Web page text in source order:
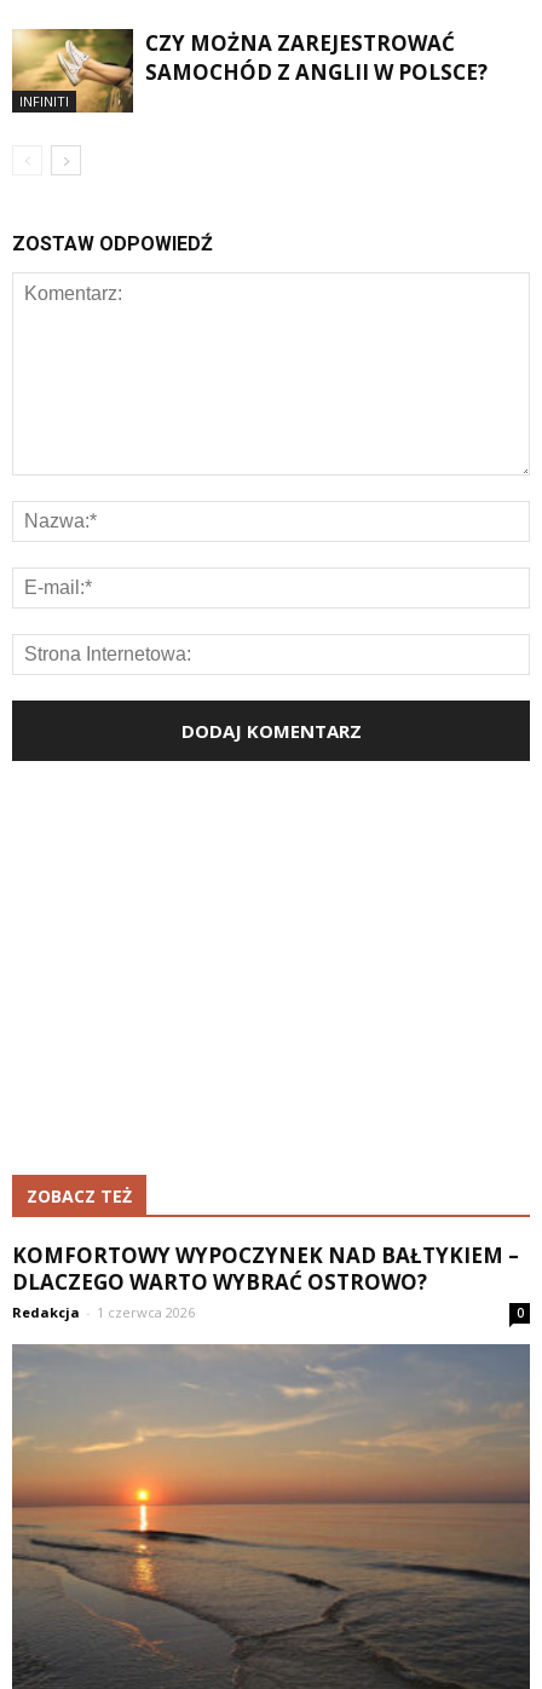
INFINITI
CZY MOŻNA ZAREJESTROWAĆ
SAMOCHÓD Z ANGLII W POLSCE?
ZOSTAW ODPOWIEDŹ
ZOBACZ TEŻ
KOMFORTOWY WYPOCZYNEK NAD BAŁTYKIEM –
DLACZEGO WARTO WYBRAĆ OSTROWO?
Redakcja - 1 czerwca 2026 0